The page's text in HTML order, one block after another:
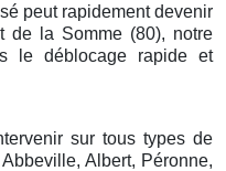
peut rapidement devenir
de la Somme (80), notre
le déblocage rapide et
sur tous types de
Albert, Péronne,